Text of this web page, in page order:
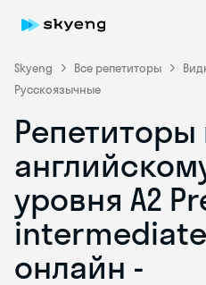
Skyeng Все репетиторы
Русскоязычные
Репетиторы
уровня A2
онлайн -
Skyeng Chat